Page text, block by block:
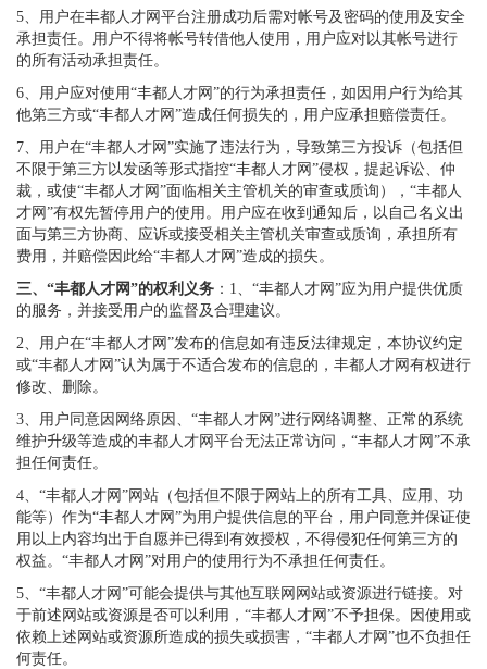
5、用户在丰都人才网平台注册成功后需对帐号及密码的使用及安全
承担责任。用户不得将帐号转借他人使用，用户应对以其帐号进行
的所有活动承担责任。
6、用户应对使用“丰都人才网”的行为承担责任，如因用户行为给其
他第三方或“丰都人才网”造成任何损失的，用户应承担赔偿责任。
7、用户在“丰都人才网”实施了违法行为，导致第三方投诉（包括但
不限于第三方以发函等形式指控“丰都人才网”侵权，提起诉讼、仲
裁，或使“丰都人才网”面临相关主管机关的审查或质询），“丰都人
才网”有权先暂停用户的使用。用户应在收到通知后，以自己名义出
面与第三方协商、应诉或接受相关主管机关审查或质询，承担所有
费用，并赔偿因此给“丰都人才网”造成的损失。
三、“丰都人才网”的权利义务 ：1、“丰都人才网”应为用户提供优质
的服务，并接受用户的监督及合理建议。
2、用户在“丰都人才网”发布的信息如有违反法律规定，本协议约定
或“丰都人才网”认为属于不适合发布的信息的，丰都人才网有权进行
修改、删除。
3、用户同意因网络原因、“丰都人才网”进行网络调整、正常的系统
维护升级等造成的丰都人才网平台无法正常访问，“丰都人才网”不承
担任何责任。
4、“丰都人才网”网站（包括但不限于网站上的所有工具、应用、功
能等）作为“丰都人才网”为用户提供信息的平台，用户同意并保证使
用以上内容均出于自愿并已得到有效授权，不得侵犯任何第三方的
权益。“丰都人才网”对用户的使用行为不承担任何责任。
5、“丰都人才网”可能会提供与其他互联网网站或资源进行链接。对
于前述网站或资源是否可以利用，“丰都人才网”不予担保。因使用或
依赖上述网站或资源所造成的损失或损害，“丰都人才网”也不负担任
何责任。